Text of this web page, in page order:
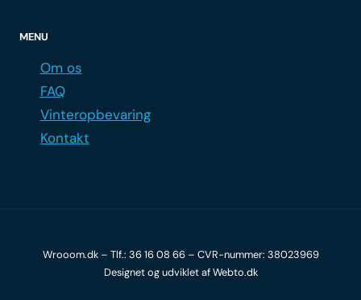
MENU
Om os
FAQ
Vinteropbevaring
Kontakt
Wrooom.dk – Tlf.: 36 16 08 66– CVR-nummer: 38023969
Designet og udviklet afWebto.dk